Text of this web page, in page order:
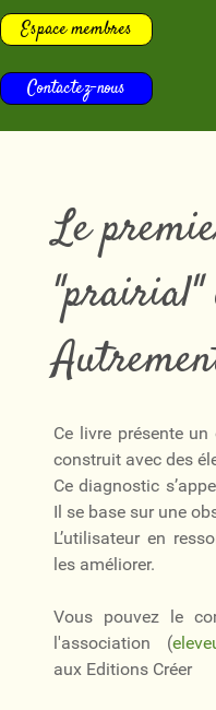
Espace membres
Contactez-nous
Le
"prairial"
Ce livre présente
construit avec des
Ce diagnostic
Il se base sur une
L’utilisateur en
les améliorer.
Vous pouvez le
l'association (
aux Editions Créer